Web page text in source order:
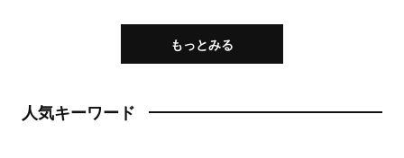
もっとみる
人気キーワード